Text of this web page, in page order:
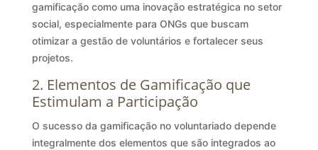
gamificação como uma inovação estratégica no setor
social, especialmente para ONGs que buscam
otimizar a gestão de voluntários e fortalecer seus
projetos.
2. Elementos de Gamificação que
Estimulam a Participação
O sucesso da gamificação no voluntariado depende
integralmente dos elementos que são integrados ao